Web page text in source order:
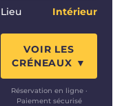
Lieu Intérieur
VOIR LES
CRÉNEAUX ▼
Réservation en ligne ·
Paiement sécurisé